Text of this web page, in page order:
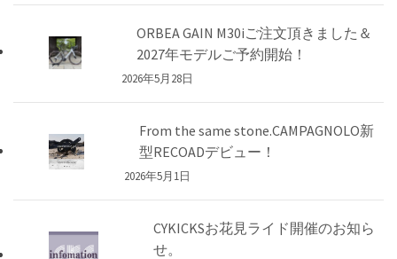
ORBEA GAIN M30iご注文頂きました＆
2027年モデルご予約開始！
2026年5月28日
From the same stone.CAMPAGNOLO新
型RECOADデビュー！
2026年5月1日
CYKICKSお花見ライド開催のお知ら
せ。